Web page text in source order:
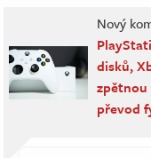
Nový
disků,
převod